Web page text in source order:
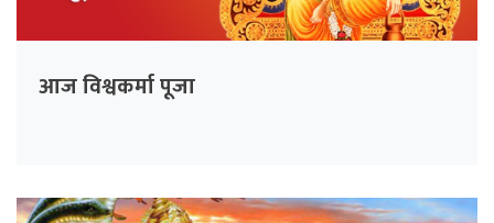
आज विश्वकर्मा पूजा